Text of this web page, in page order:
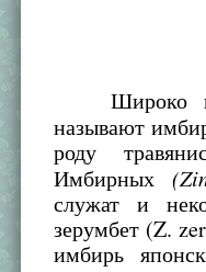
Широко
называют
роду
Имбирных
служат и
зерумбет (Z.
имбирь